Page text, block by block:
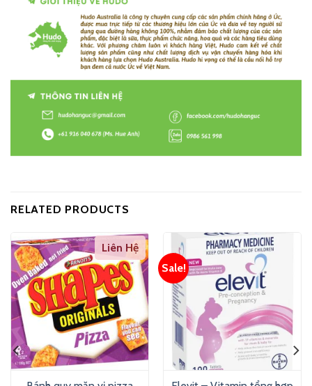
RELATED PRODUCTS
Liên Hệ
Sale!